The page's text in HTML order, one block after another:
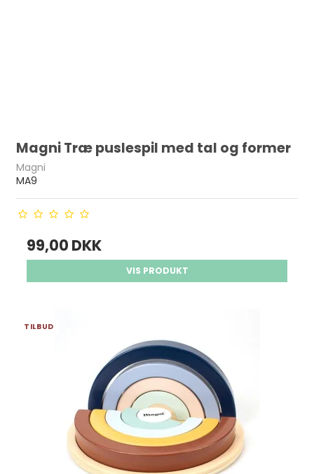
Magni Træ puslespil med tal og former
Magni
MA9
99,00 DKK
VIS PRODUKT
TILBUD